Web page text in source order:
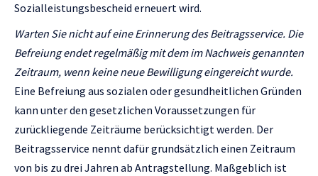
Sozialleistungsbescheid erneuert wird.
Warten Sie nicht auf eine Erinnerung des Beitragsservice. Die
Befreiung endet regelmäßig mit dem im Nachweis genannten
Zeitraum, wenn keine neue Bewilligung eingereicht wurde.
Eine Befreiung aus sozialen oder gesundheitlichen Gründen
kann unter den gesetzlichen Voraussetzungen für
zurückliegende Zeiträume berücksichtigt werden. Der
Beitragsservice nennt dafür grundsätzlich einen Zeitraum
von bis zu drei Jahren ab Antragstellung. Maßgeblich ist